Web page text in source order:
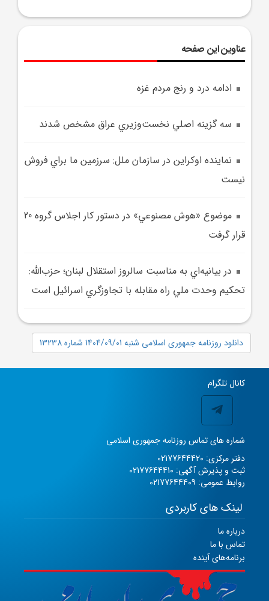
عناوین این صفحه
ادامه درد و رنج مردم غزه
سه گزينه اصلي نخست‌وزيري عراق مشخص شدند
نماينده اوکراين در سازمان ملل: سرزمين ما براي فروش
نيست
موضوع «هوش‌ مصنوعي» در دستور کار اجلاس گروه 20
قرار گرفت
در بيانيه‌اي به مناسبت سالروز استقلال لبنان؛ حزب‌الله:
تحکيم وحدت ملي راه مقابله با تجاوزگري اسرائيل است
دانلود روزنامه جمهوری اسلامی شنبه 1404/09/01 شماره 13238
کانال تلگرام
شماره های تماس روزنامه جمهوری اسلامی
دفتر مرکزی: 02177644420
ثبت و پذیرش آگهی: 02177644410
روابط عمومی: 02177644409
لینک های کاربردی
درباره ما
تماس با ما
برنامه‌های آینده